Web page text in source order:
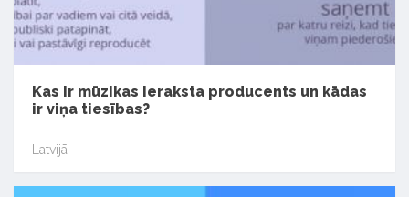
Kas ir mūzikas ieraksta producents un kādas
ir viņa tiesības?
Latvijā